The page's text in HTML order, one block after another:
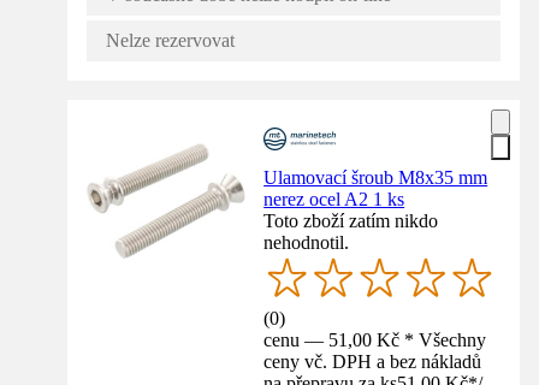
Nelze rezervovat
Ulamovací šroub M8x35 mm
nerez ocel A2 1 ks
Toto zboží zatím nikdo
nehodnotil.
(0)
cenu — 51,00 Kč * Všechny
ceny vč. DPH a bez nákladů